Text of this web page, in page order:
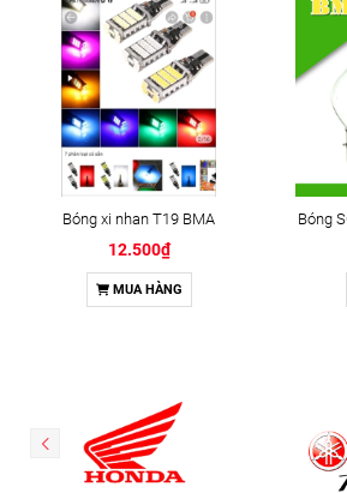
Bóng xi nhan T19 BMA
12.500₫
MUA HÀNG
Bóng